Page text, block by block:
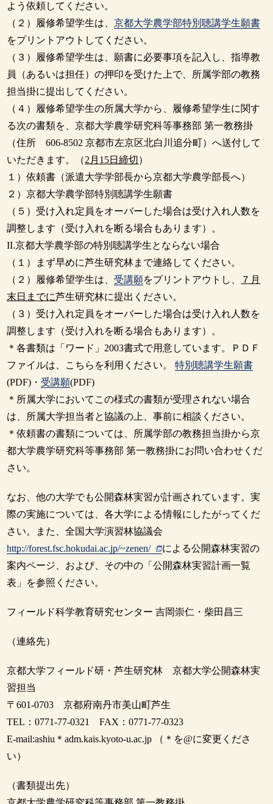
よう依頼してください。
（２）履修希望学生は、京都大学農学部特別聴講学生願書
をプリントアウトしてください。
（３）履修希望学生は、願書に必要事項を記入し、指導教
員（あるいは担任）の押印を受けた上で、所属学部の教務
担当掛に提出してください。
（４）履修希望学生の所属大学から、履修希望学生に関す
る次の書類を、京都大学農学研究科等事務部 第一教務掛
（住所 606-8502 京都市左京区北白川追分町）へ送付して
いただきます。（2月15日締切）
１）依頼書（派遣大学学部長から京都大学農学部長へ）
２）京都大学農学部特別聴講学生願書
（５）受け入れ定員をオーバーした場合は受け入れ人数を
調整します（受け入れを断る場合もあります）。
II.京都大学農学部の特別聴講学生とならない場合
（１）まず早めに芦生研究林まで連絡してください。
（２）履修希望学生は、 受講願をプリントアウトし、
７月
末日までに芦生研究林に提出ください。
（３）受け入れ定員をオーバーした場合は受け入れ人数を
調整します（受け入れを断る場合もあります）。
＊各書類は「ワード」2003書式で用意しています。ＰＤＦ
ファイルは、こちらを利用ください。特別聴講学生願書
(PDF)・ 受講願(PDF)
＊所属大学においてこの様式の書類が受理されない場合
は、所属大学担当者と協議の上、事前に相談ください。
＊依頼書の書類については、所属学部の教務担当掛から京
都大学農学研究科等事務部 第一教務掛にお問い合わせくだ
さい。
なお、他の大学でも公開森林実習が計画されています。実
際の実施については、各大学による情報にしたがってくだ
さい。また、全国大学演習林協議会
http://forest.fsc.hokudai.ac.jp/~zenen/
による公開森林実習の
案内ページ、および、その中の「公開森林実習計画一覧
表」を参照ください。
フィールド科学教育研究センター 吉岡崇仁・柴田昌三
（連絡先）
京都大学フィールド研・芦生研究林 京都大学公開森林実
習担当
〒601-0703 京都府南丹市美山町芦生
TEL：0771-77-0321 FAX：0771-77-0323
E-mail:ashiu＊adm.kais.kyoto-u.ac.jp （＊を@に変更くださ
い）
（書類提出先）